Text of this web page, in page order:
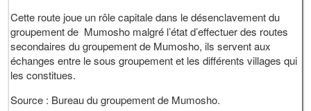
Cette route joue un rôle capitale dans le désenclavement du
groupement de Mumosho malgré l’état d’effectuer des routes
secondaires du groupement de Mumosho, ils servent aux
échanges entre le sous groupement et les différents villages qui
les constitues.
Source : Bureau du groupement de Mumosho.